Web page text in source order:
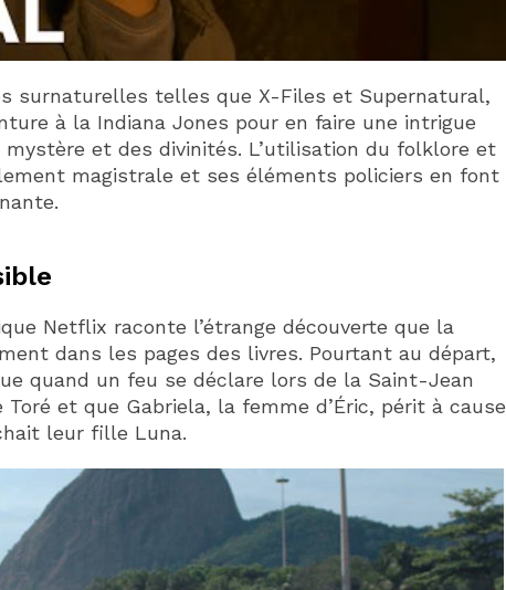
surnaturelles telles que X-Files et Supernatural,
à la Indiana Jones pour en faire une intrigue
et des divinités. L’utilisation du folklore et
magistrale et ses éléments policiers en font
Netflix raconte l’étrange découverte que la
dans les pages des livres. Pourtant au départ,
quand un feu se déclare lors de la Saint-Jean
et que Gabriela, la femme d’Éric, périt à cause
leur fille Luna.